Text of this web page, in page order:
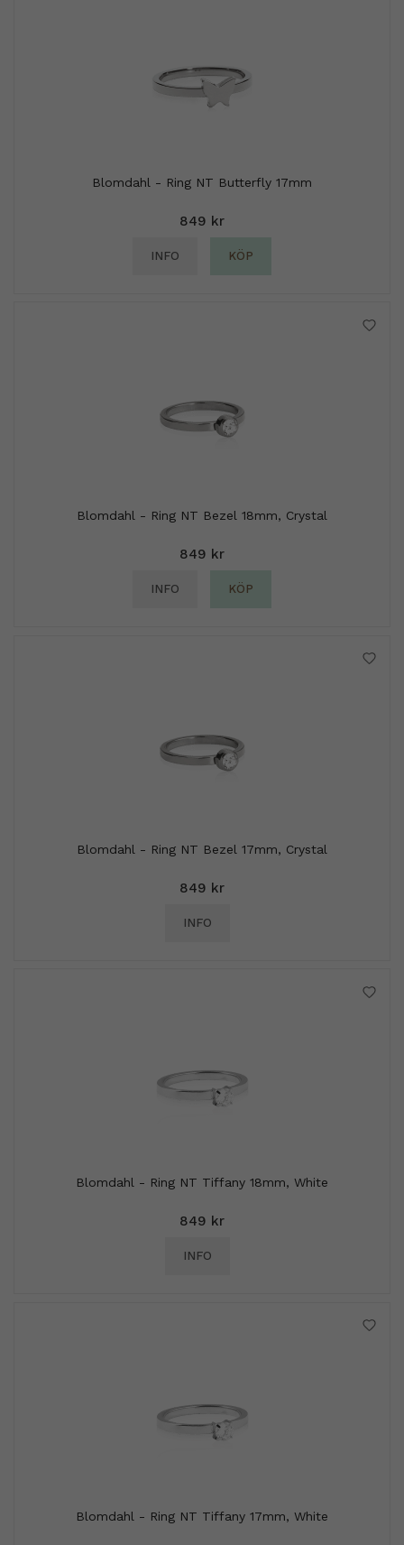
Blomdahl - Ring NT Butterfly 17mm
849 kr
INFO KÖP
Blomdahl - Ring NT Bezel 18mm, Crystal
849 kr
INFO KÖP
Blomdahl - Ring NT Bezel 17mm, Crystal
849 kr
INFO
Blomdahl - Ring NT Tiffany 18mm, White
849 kr
INFO
Blomdahl - Ring NT Tiffany 17mm, White